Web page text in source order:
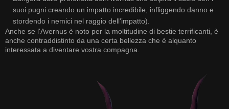
suoi pugni creando un impatto incredibile, infliggendo danno e
stordendo i nemici nel raggio dell'impatto).
Anche se l'Avernus è noto per la moltitudine di bestie terrificanti, è
anche contraddistinto da una certa bellezza che è alquanto
interessata a diventare vostra compagna.